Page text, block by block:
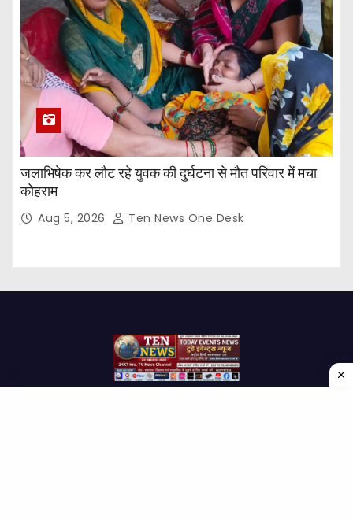
जलाभिषेक कर लौट रहे युवक की दुर्घटना से मौत परिवार में मचा
कोहराम
Aug 5, 2026 Ten News One Desk